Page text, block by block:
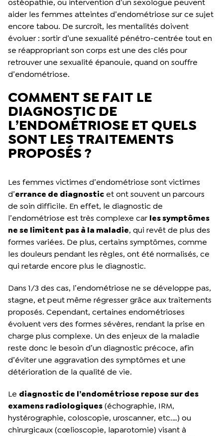
ostéopathie, ou intervention d’un sexologue peuvent
aider les femmes atteintes d’endométriose sur ce sujet
encore tabou. De surcroît, les mentalités doivent
évoluer : sortir d’une sexualité pénétro-centrée tout en
se réappropriant son corps est une des clés pour
retrouver une sexualité épanouie, quand on souffre
d’endométriose.
COMMENT SE FAIT LE
DIAGNOSTIC DE
L’ENDOMÉTRIOSE ET QUELS
SONT LES TRAITEMENTS
PROPOSÉS ?
Les femmes victimes d’endométriose sont victimes
d’errance de diagnostic et ont souvent un parcours
de soin difficile. En effet, le diagnostic de
l’endométriose est très complexe car les symptômes
ne se limitent pas à la maladie, qui revêt de plus des
formes variées. De plus, certains symptômes, comme
les douleurs pendant les règles, ont été normalisés, ce
qui retarde encore plus le diagnostic.
Dans 1/3 des cas, l’endométriose ne se développe pas,
stagne, et peut même régresser grâce aux traitements
proposés. Cependant, certaines endométrioses
évoluent vers des formes sévères, rendant la prise en
charge plus complexe. Un des enjeux de la maladie
reste donc le besoin d’un diagnostic précoce, afin
d’éviter une aggravation des symptômes et une
détérioration de la qualité de vie.
Le diagnostic de l’endométriose repose sur des
examens radiologiques(échographie, IRM,
hystérographie, coloscopie, uroscanner, etc.…) ou
chirurgicaux (cœlioscopie, laparotomie) visant à